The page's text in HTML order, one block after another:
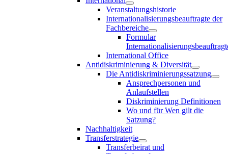
Veranstaltungshistorie
Internationalisierungsbeauftragte der
Fachbereiche
Formular
International Office
Antidiskriminierung & Diversität
Die Antidiskriminierungssatzung
Ansprechpersonen und
Anlaufstellen
Diskriminierung Definitionen
Wo und für Wen gilt die
Satzung?
Nachhaltigkeit
Transferstrategie
Transferbeirat und